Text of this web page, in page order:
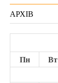
АРХІВ
Пн
Вт